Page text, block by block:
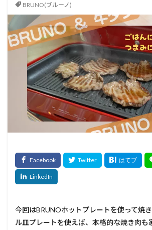
BRUNO(ブルーノ)
今回はBRUNOホットプレートを使って焼
ル皿プレートを使えば、本格的な焼き肉も